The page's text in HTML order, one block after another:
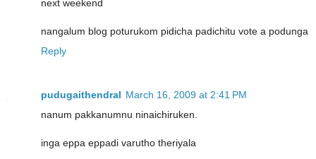
next weekend
nangalum blog poturukom pidicha padichitu vote a podunga
Reply
pudugaithendral March 16, 2009 at 2:41 PM
nanum pakkanumnu ninaichiruken.
inga eppa eppadi varutho theriyala